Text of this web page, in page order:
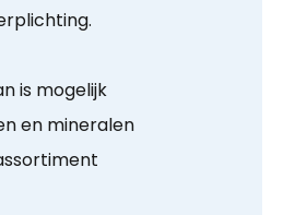
is mogelijk
en mineralen